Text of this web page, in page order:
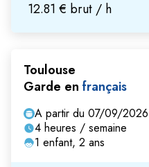
12.81 € brut / h
Toulouse
Garde en français
A partir du 07/09/2026
4 heures / semaine
1 enfant, 2 ans